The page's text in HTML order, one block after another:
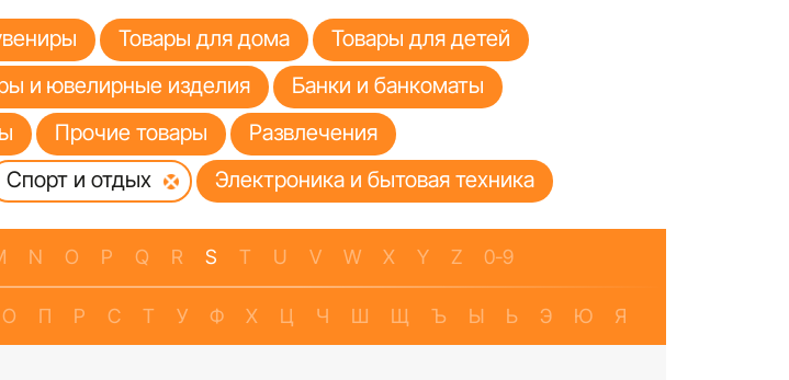
Товары для дома
Товары для детей
и ювелирные изделия
Банки и банкоматы
Прочие товары
Развлечения
Спорт и отдых Электроника и бытовая техника
N O P Q R S T U V W X Y Z 0-9
О П Р С Т У Ф Х Ц Ч Ш Щ Ъ Ы Ь Э Ю Я